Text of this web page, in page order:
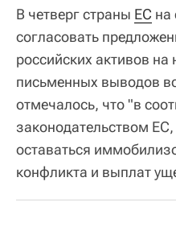
В четверг страны ЕС на
согласовать
российских активов на
письменных выводов
отмечалось, что "в
законодательством
оставаться
конфликта и выплат